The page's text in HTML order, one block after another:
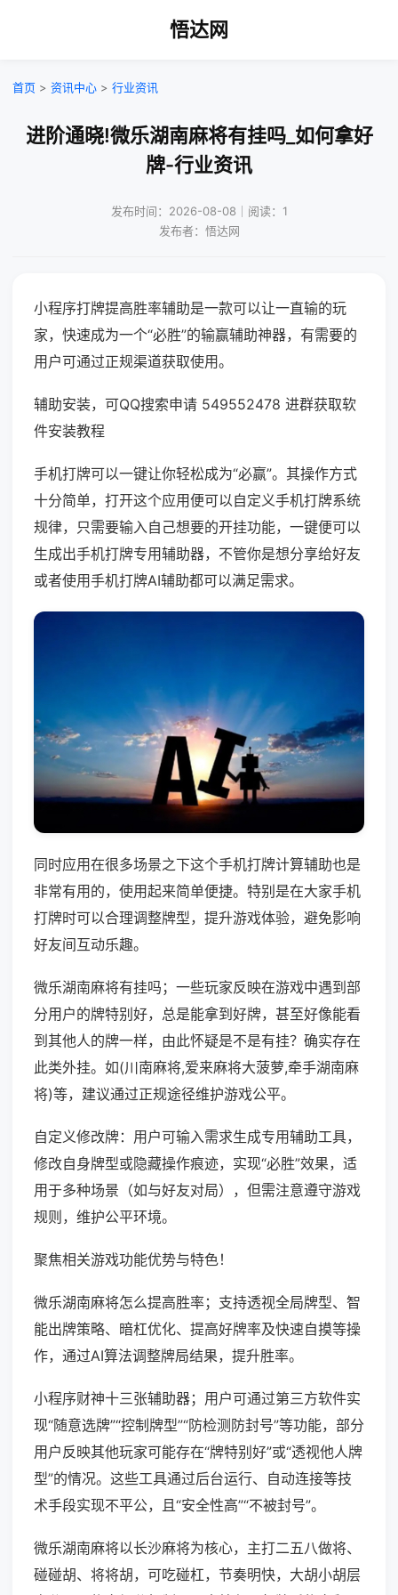
悟达网
首页 > 资讯中心 > 行业资讯
进阶通晓!微乐湖南麻将有挂吗_如何拿好
牌-行业资讯
发布时间：2026-08-08｜阅读：1
发布者：悟达网
小程序打牌提高胜率辅助是一款可以让一直输的玩
家，快速成为一个“必胜”的输赢辅助神器，有需要的
用户可通过正规渠道获取使用。
辅助安装，可QQ搜索申请 549552478 进群获取软
件安装教程
手机打牌可以一键让你轻松成为“必赢”。其操作方式
十分简单，打开这个应用便可以自定义手机打牌系统
规律，只需要输入自己想要的开挂功能，一键便可以
生成出手机打牌专用辅助器，不管你是想分享给好友
或者使用手机打牌AI辅助都可以满足需求。
同时应用在很多场景之下这个手机打牌计算辅助也是
非常有用的，使用起来简单便捷。特别是在大家手机
打牌时可以合理调整牌型，提升游戏体验，避免影响
好友间互动乐趣。
微乐湖南麻将有挂吗；一些玩家反映在游戏中遇到部
分用户的牌特别好，总是能拿到好牌，甚至好像能看
到其他人的牌一样，由此怀疑是不是有挂？确实存在
此类外挂。如(川南麻将,爱来麻将大菠萝,牵手湖南麻
将)等，建议通过正规途径维护游戏公平。
自定义修改牌：用户可输入需求生成专用辅助工具，
修改自身牌型或隐藏操作痕迹，实现“必胜”效果，适
用于多种场景（如与好友对局），但需注意遵守游戏
规则，维护公平环境。
聚焦相关游戏功能优势与特色！
微乐湖南麻将怎么提高胜率；支持透视全局牌型、智
能出牌策略、暗杠优化、提高好牌率及快速自摸等操
作，通过AI算法调整牌局结果，提升胜率。
小程序财神十三张辅助器；用户可通过第三方软件实
现“随意选牌”“控制牌型”“防检测防封号”等功能，部分
用户反映其他玩家可能存在“牌特别好”或“透视他人牌
型”的情况。这些工具通过后台运行、自动连接等技
术手段实现不平公，且“安全性高”“不被封号”。
微乐湖南麻将以长沙麻将为核心，主打二五八做将、
碰碰胡、将将胡，可吃碰杠，节奏明快，大胡小胡层